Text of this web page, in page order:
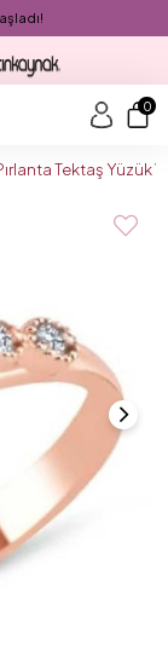
0
Tektaş Yüzük